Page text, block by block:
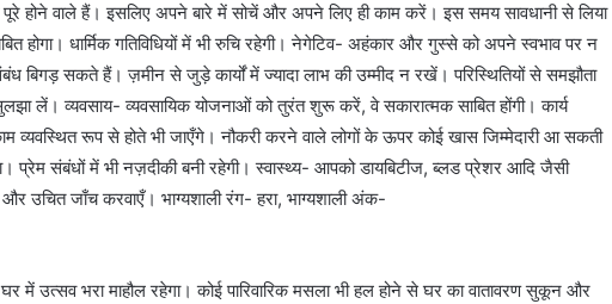
होने वाले हैं। इसलिए अपने बारे में सोचें और अपने लिए ही काम करें। इस समय सावधानी से लिया
होगा। धार्मिक गतिविधियों में भी रुचि रहेगी। नेगेटिव- अहंकार और गुस्से को अपने स्वभाव पर न
सकते हैं। ज़मीन से जुड़े कार्यों में ज्यादा लाभ की उम्मीद न रखें। परिस्थितियों से समझौता
लें। व्यवसाय- व्यवसायिक योजनाओं को तुरंत शुरू करें, वे सकारात्मक साबित होंगी। कार्य
व्यवस्थित रूप से होते भी जाएँगे। नौकरी करने वाले लोगों के ऊपर कोई खास जिम्मेदारी आ सकती
संबंधों में भी नज़दीकी बनी रहेगी। स्वास्थ्य- आपको डायबिटीज, ब्लड प्रेशर आदि जैसी
और उचित जाँच करवाएँ। भाग्यशाली रंग- हरा, भाग्यशाली अंक-
उत्सव भरा माहौल रहेगा। कोई पारिवारिक मसला भी हल होने से घर का वातावरण सुकून और